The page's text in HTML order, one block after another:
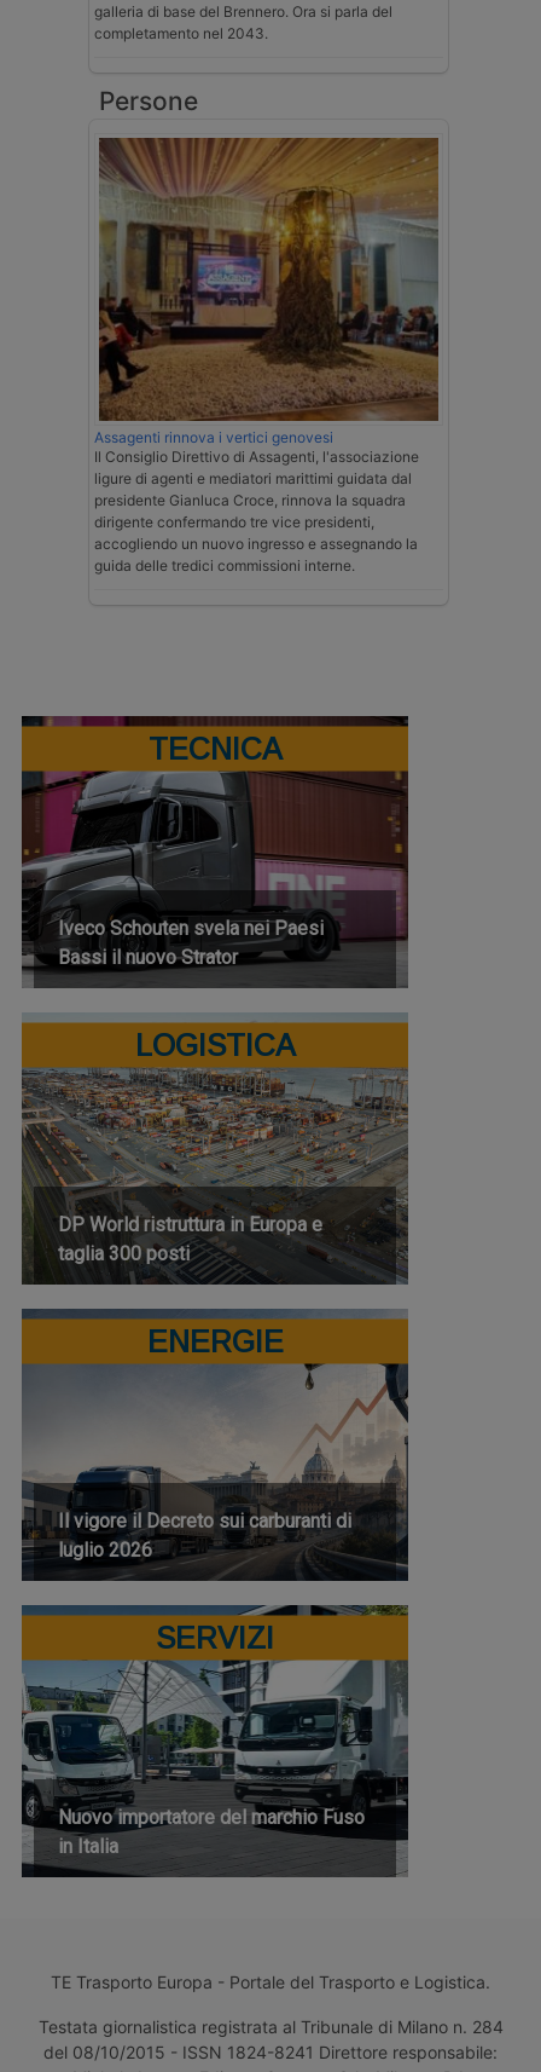
galleria di base del Brennero. Ora si parla del
completamento nel 2043.
Persone
Assagenti rinnova i vertici genovesi
Il Consiglio Direttivo di Assagenti, l'associazione
ligure di agenti e mediatori marittimi guidata dal
presidente Gianluca Croce, rinnova la squadra
dirigente confermando tre vice presidenti,
accogliendo un nuovo ingresso e assegnando la
guida delle tredici commissioni interne.
TECNICA
Iveco Schouten svela nei Paesi
Bassi il nuovo Strator
LOGISTICA
DP World ristruttura in Europa e
taglia 300 posti
ENERGIE
Il vigore il Decreto sui carburanti di
luglio 2026
SERVIZI
Nuovo importatore del marchio Fuso
in Italia
TE Trasporto Europa - Portale del Trasporto e Logistica.
Testata giornalistica registrata al Tribunale di Milano n. 284
del 08/10/2015 - ISSN 1824-8241 Direttore responsabile: